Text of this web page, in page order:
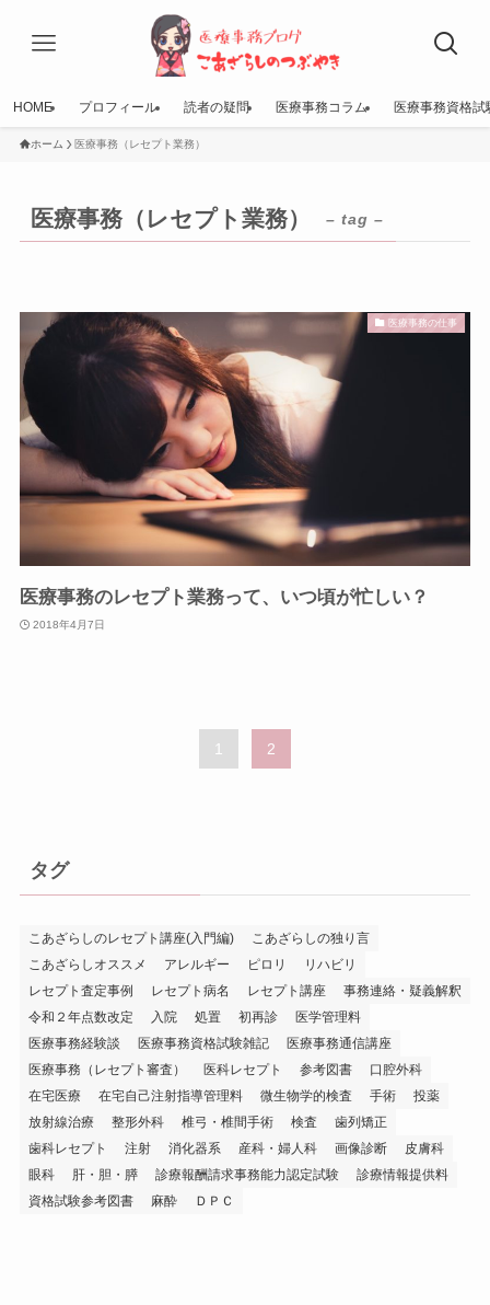
HOME プロフィール 読者の疑問 医療事務コラム 医療事務資格試
ホーム 医療事務（レセプト業務）
医療事務（レセプト業務） – tag –
医療事務の仕事
医療事務のレセプト業務って、いつ頃が忙しい？
2018年4月7日
1 2
タグ
こあざらしのレセプト講座(入門編)
こあざらしの独り言
こあざらしオススメ
アレルギー ピロリ
リハビリ
レセプト査定事例
レセプト病名 レセプト講座
事務連絡・疑義解釈
令和２年点数改定
入院 処置 初再診
医学管理料
医療事務経験談
医療事務資格試験雑記
医療事務通信講座
医療事務（レセプト審査）
医科レセプト 参考図書
口腔外科
在宅医療
在宅自己注射指導管理料 微生物学的検査 手術
投薬
放射線治療
整形外科 椎弓・椎間手術 検査
歯列矯正
歯科レセプト
注射 消化器系 産科・婦人科 画像診断
皮膚科
眼科
肝・胆・膵 診療報酬請求事務能力認定試験
診療情報提供料
資格試験参考図書
麻酔 ＤＰＣ